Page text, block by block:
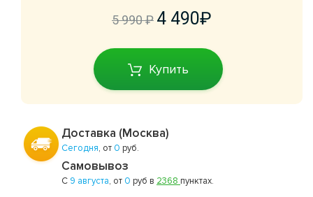
5 990 4 490
Купить
Доставка (Москва)
Сегодня, от 0 руб.
Самовывоз
С 9 августа, от 0 руб в 2368 пунктах.